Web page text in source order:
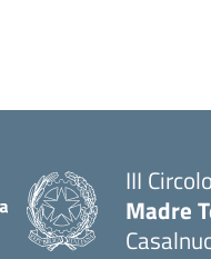
III
Madre